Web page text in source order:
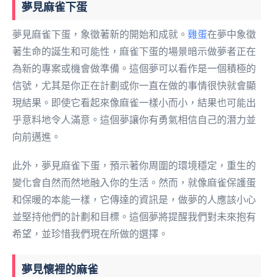
夢見麻雀下蛋
夢見麻雀下蛋，象徵著新的開始和成就。 雞蛋在夢中象徵
著生命的誕生和可能性，麻雀下蛋的場景暗示做夢者正在
為新的專案或機會做準備。這個夢可以看作是一個積極的
信號，尤其是你正在計劃或你一直在做的事情很快就會顯
現結果。即使它看起來像麻雀一樣小而小，結果也可能出
乎意料地令人滿意。這個夢讓你有勇氣相信自己的潛力並
向前邁進。
此外，夢見麻雀下蛋，預示著你周圍的環境穩定，重生的
變化會自然而然地融入你的生活。然而，就像麻雀保護蛋
和保暖的本能一樣，它傳達的資訊是，做夢的人應該小心
並堅持他們的計劃和目標。這個夢將提醒我們對未來抱有
希望，並珍惜我們現在所做的選擇。
夢見懷裡的麻雀